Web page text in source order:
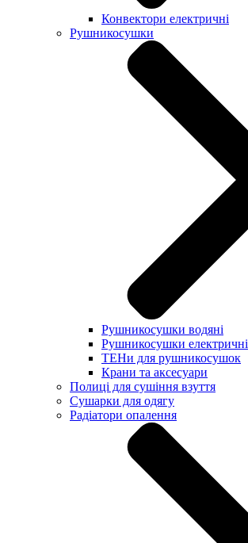
Конвектори електричні
Рушникосушки
Рушникосушки водяні
Рушникосушки електричні
ТЕНи для рушникосушок
Крани та аксесуари
Полиці для сушіння взуття
Сушарки для одягу
Радіатори опалення